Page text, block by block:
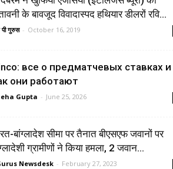
के बावजूद विवादास्पद हथियार डीलरों रवि...
पी गुरुस - October 16, 2019
все о предматчевых ставках и
они работают
Gupta - June 25, 2026
बांग्लादेश सीमा पर तैनात बीएसएफ जवानों पर
ग्रामीणों ने किया हमला, 2 जवान...
Newsdesk - February 27, 2023